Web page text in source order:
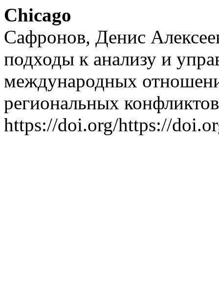
Chicago
Сафронов, Денис
подходы к анализу и
международных
региональных
https://doi.org/https://